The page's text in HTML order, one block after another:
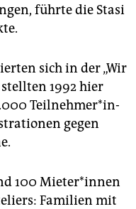
führte die Stasi
sich in der „Wir
1992 hier
Teil­neh­me­r*in­
gegen
100 Mie­te­r*in­nen
Familien mit